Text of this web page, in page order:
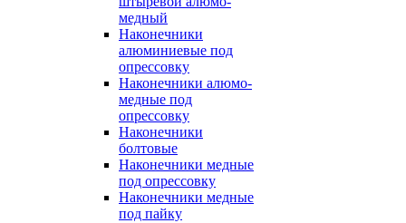
медный
Наконечники
алюминиевые под
опрессовку
Наконечники алюмо-
медные под
опрессовку
Наконечники
болтовые
Наконечники медные
под опрессовку
Наконечники медные
под пайку